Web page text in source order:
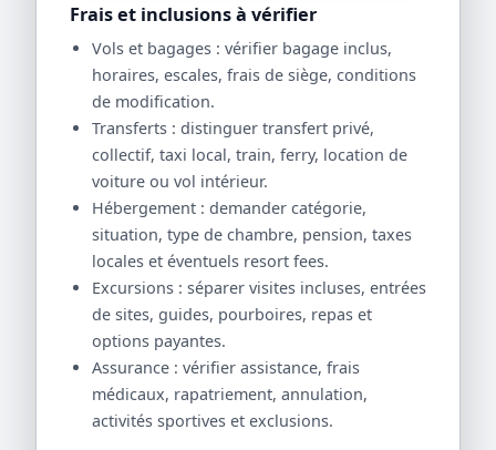
Frais et inclusions à vérifier
Vols et bagages : vérifier bagage inclus,
horaires, escales, frais de siège, conditions
de modification.
Transferts : distinguer transfert privé,
collectif, taxi local, train, ferry, location de
voiture ou vol intérieur.
Hébergement : demander catégorie,
situation, type de chambre, pension, taxes
locales et éventuels resort fees.
Excursions : séparer visites incluses, entrées
de sites, guides, pourboires, repas et
options payantes.
Assurance : vérifier assistance, frais
médicaux, rapatriement, annulation,
activités sportives et exclusions.